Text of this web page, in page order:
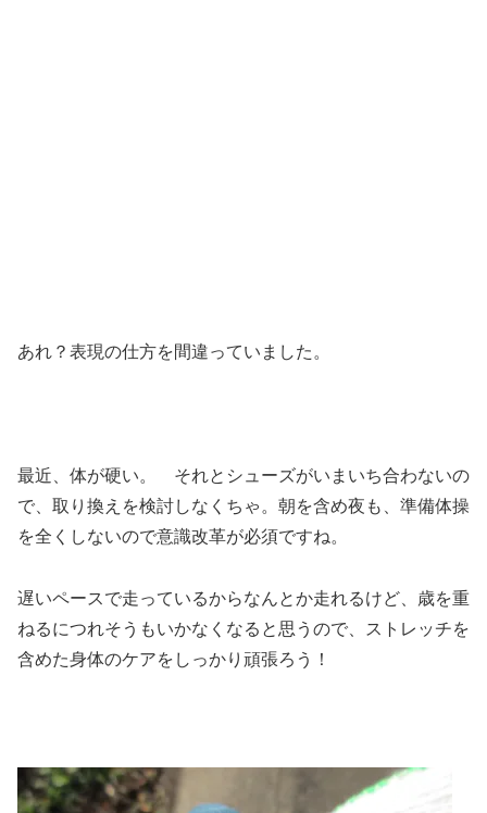
あれ？表現の仕方を間違っていました。
最近、体が硬い。 それとシューズがいまいち合わないの
で、取り換えを検討しなくちゃ。朝を含め夜も、準備体操
を全くしないので意識改革が必須ですね。
遅いペースで走っているからなんとか走れるけど、歳を重
ねるにつれそうもいかなくなると思うので、ストレッチを
含めた身体のケアをしっかり頑張ろう！